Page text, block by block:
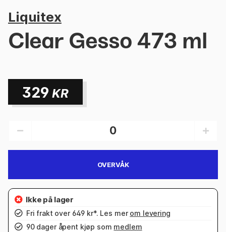
Liquitex
Clear Gesso 473 ml
329 KR
OVERVÅK
Fri frakt over 649 kr*. Les mer om levering
90 dager åpent kjøp som medlem